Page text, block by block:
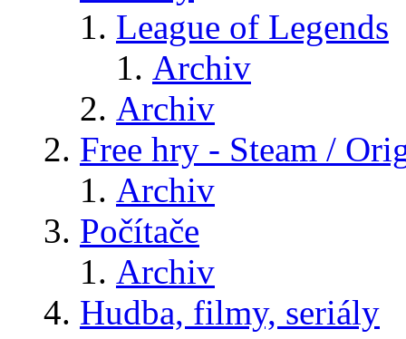
League of Legends
Archiv
Archiv
Free hry - Steam /
Archiv
Počítače
Archiv
Hudba, filmy, seriály